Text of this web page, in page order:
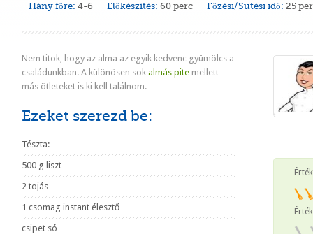
Hány főre: 4-6 Előkészítés: 60 perc Főzési/Sütési idő: 25
Nem titok, hogy az alma az egyik kedvenc gyümölcs a
családunkban. A különösen sok almás pite mellett
más ötleteket is ki kell találnom.
Ezeket szerezd be:
Tészta:
500 g liszt
2 tojás
1 csomag instant élesztő
csipet só